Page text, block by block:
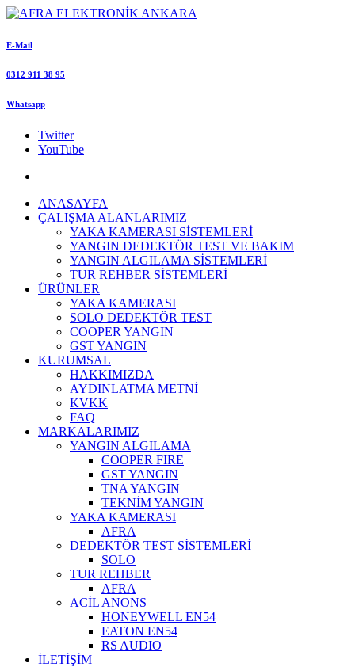
E-Mail
0312 911 38 95
Whatsapp
Twitter
YouTube
ANASAYFA
ÇALIŞMA ALANLARIMIZ
YAKA KAMERASI SİSTEMLERİ
YANGIN DEDEKTÖR TEST VE BAKIM
YANGIN ALGILAMA SİSTEMLERİ
TUR REHBER SİSTEMLERİ
ÜRÜNLER
YAKA KAMERASI
SOLO DEDEKTÖR TEST
COOPER YANGIN
GST YANGIN
KURUMSAL
HAKKIMIZDA
AYDINLATMA METNİ
KVKK
FAQ
MARKALARIMIZ
YANGIN ALGILAMA
COOPER FIRE
GST YANGIN
TNA YANGIN
TEKNİM YANGIN
YAKA KAMERASI
AFRA
DEDEKTÖR TEST SİSTEMLERİ
SOLO
TUR REHBER
AFRA
ACİL ANONS
HONEYWELL EN54
EATON EN54
RS AUDIO
İLETİŞİM